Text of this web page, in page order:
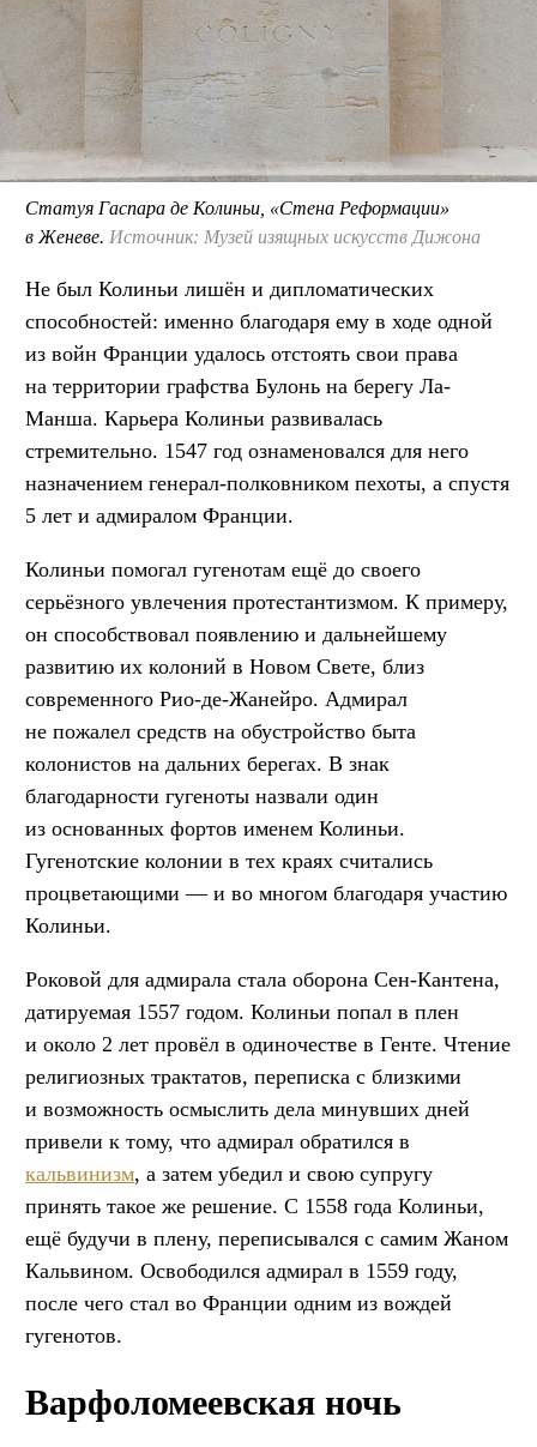
Статуя Гаспара де Колиньи, «Стена Реформации»
в Женеве. Источник: Музей изящных искусств Дижона
Не был Колиньи лишён и дипломатических
способностей: именно благодаря ему в ходе одной
из войн Франции удалось отстоять свои права
на территории графства Булонь на берегу Ла-
Манша. Карьера Колиньи развивалась
стремительно. 1547 год ознаменовался для него
назначением генерал-полковником пехоты, а спустя
5 лет и адмиралом Франции.
Колиньи помогал гугенотам ещё до своего
серьёзного увлечения протестантизмом. К примеру,
он способствовал появлению и дальнейшему
развитию их колоний в Новом Свете, близ
современного Рио-де-Жанейро. Адмирал
не пожалел средств на обустройство быта
колонистов на дальних берегах. В знак
благодарности гугеноты назвали один
из основанных фортов именем Колиньи.
Гугенотские колонии в тех краях считались
процветающими — и во многом благодаря участию
Колиньи.
Роковой для адмирала стала оборона Сен-Кантена,
датируемая 1557 годом. Колиньи попал в плен
и около 2 лет провёл в одиночестве в Генте. Чтение
религиозных трактатов, переписка с близкими
и возможность осмыслить дела минувших дней
привели к тому, что адмирал обратился в
кальвинизм, а затем убедил и свою супругу
принять такое же решение. С 1558 года Колиньи,
ещё будучи в плену, переписывался с самим Жаном
Кальвином. Освободился адмирал в 1559 году,
после чего стал во Франции одним из вождей
гугенотов.
Варфоломеевская ночь